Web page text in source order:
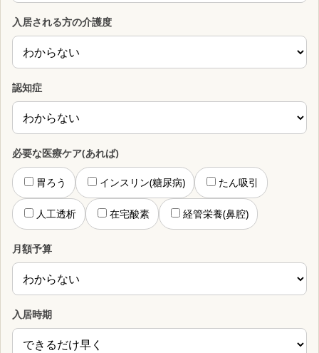
入居される方の介護度
認知症
必要な医療ケア(あれば)
胃ろう インスリン(糖尿病) たん吸引
人工透析 在宅酸素 経管栄養(鼻腔)
月額予算
入居時期